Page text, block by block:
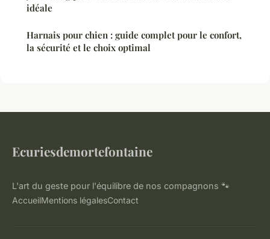
idéale
Harnais pour chien : guide complet pour le confort,
la sécurité et le choix optimal
Ecuriesdemortefontaine
L'art du geste pour l'équilibre de nos compagnons 🐾
AccueilMentions légalesContact